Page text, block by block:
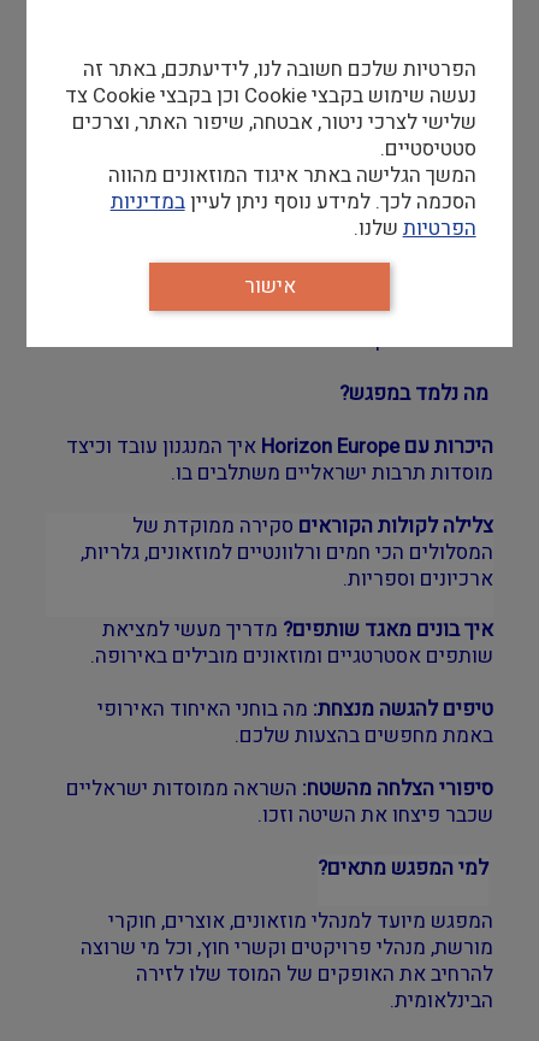
מציעה תקציבי עתק ייעודיים בדיוק עבורכם בתחומי
מורשת תרבותית, דמוקרטיה, קהילה וחדשנות חברתית
וטכנולוגית.
לפירוט על קולות הקוראים הפתוחים>>>
ISERD מזמינה אתכם למפגש חשיפה והיכרות מיוחד
המנהלת הישראלית למחקר וחדשנות
אתכם לוובינר פרקטי, שבו נלמד יחד איך הופכים חזון
מוזאלי למענק אירופי משנה מציאות.
מה נלמד במפגש?
היכרות עם Horizon Europe
איך המנגנון עובד וכיצד
מוסדות תרבות ישראליים משתלבים בו.
צלילה לקולות הקוראים סקירה ממוקדת של
המסלולים הכי חמים ורלוונטיים למוזאונים, גלריות,
ארכיונים וספריות.
איך בונים מאגד שותפים? מדריך מעשי למציאת
שותפים אסטרטגיים ומוזאונים מובילים באירופה.
טיפים להגשה מנצחת: מה בוחני האיחוד האירופי
באמת מחפשים בהצעות שלכם.
סיפורי הצלחה מהשטח: השראה ממוסדות ישראליים
שכבר פיצחו את השיטה וזכו.
למי המפגש מתאים?
המפגש מיועד למנהלי מוזאונים, אוצרים, חוקרי
מורשת, מנהלי פרויקטים וקשרי חוץ, וכל מי שרוצה
להרחיב את האופקים של המוסד שלו לזירה
הבינלאומית.
הפרטיות שלכם חשובה לנו, לידיעתכם, באתר זה
נעשה שימוש בקבצי Cookie וכן בקבצי Cookie צד
שלישי לצרכי ניטור, אבטחה, שיפור האתר, וצרכים
סטטיסטיים.
המשך הגלישה באתר איגוד המוזאונים מהווה
הסכמה לכך. למידע נוסף ניתן לעייןבמדיניות
הפרטיותשלנו.
אישור